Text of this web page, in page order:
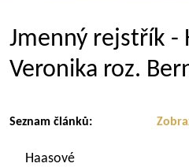
Jmenný rejstřík -
Veronika roz.
Seznam článků:
Haasové